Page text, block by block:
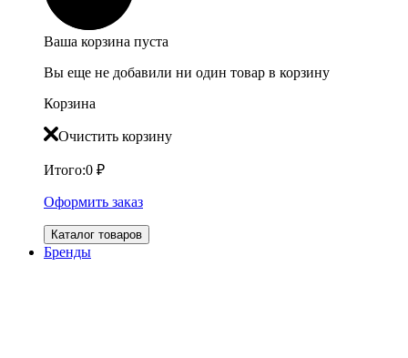
Ваша корзина пуста
Вы еще не добавили ни один товар в корзину
Корзина
Очистить корзину
Итого:0 ₽
Оформить заказ
Каталог товаров
Бренды